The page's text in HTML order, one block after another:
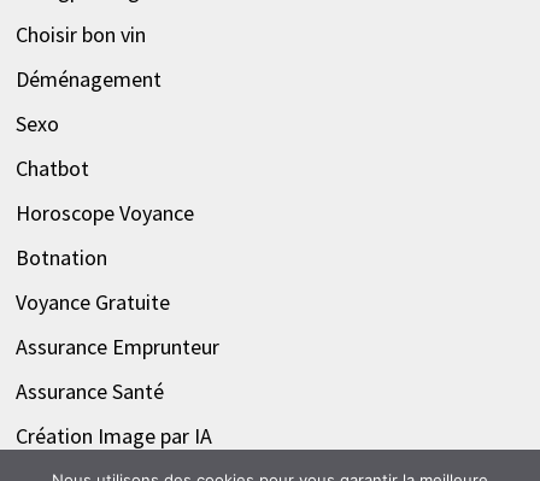
Choisir bon vin
Déménagement
Sexo
Chatbot
Horoscope Voyance
Botnation
Voyance Gratuite
Assurance Emprunteur
Assurance Santé
Création Image par IA